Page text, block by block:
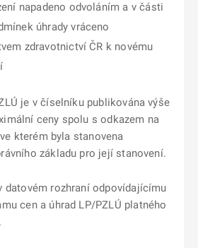
napadeno odvoláním a v části
úhrady vráceno
zdravotnictví ČR k novému
je v číselníku publikována výše
ceny spolu s odkazem na
kterém byla stanovena
základu pro její stanovení.
datovém rozhraní odpovídajícímu
cen a úhrad LP/PZLÚ platného